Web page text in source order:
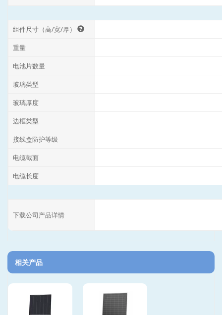
组件尺寸（高/宽/厚）
重量
电池片数量
玻璃类型
玻璃厚度
边框类型
接线盒防护等级
电缆截面
电缆长度
下载公司产品详情
相关产品